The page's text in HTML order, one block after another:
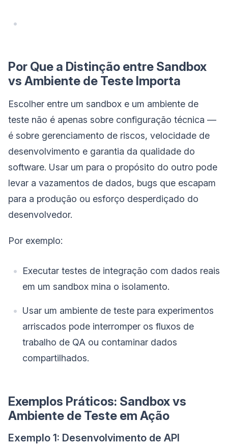
Por Que a Distinção entre Sandbox
vs Ambiente de Teste Importa
Escolher entre um sandbox e um ambiente de
teste não é apenas sobre configuração técnica —
é sobre gerenciamento de riscos, velocidade de
desenvolvimento e garantia da qualidade do
software. Usar um para o propósito do outro pode
levar a vazamentos de dados, bugs que escapam
para a produção ou esforço desperdiçado do
desenvolvedor.
Por exemplo:
Executar testes de integração com dados reais
em um sandbox mina o isolamento.
Usar um ambiente de teste para experimentos
arriscados pode interromper os fluxos de
trabalho de QA ou contaminar dados
compartilhados.
Exemplos Práticos: Sandbox vs
Ambiente de Teste em Ação
Exemplo 1: Desenvolvimento de API